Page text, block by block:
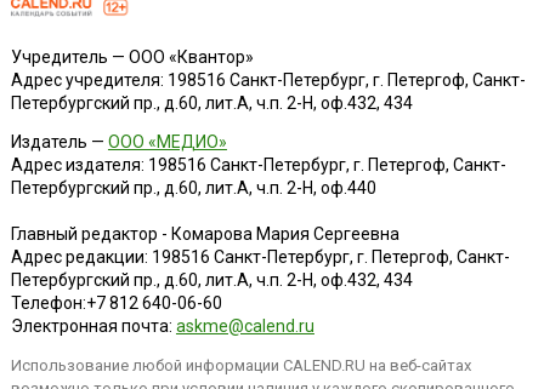
Учредитель — ООО «Квантор»
Адрес учредителя: 198516 Санкт-Петербург, г. Петергоф, Санкт-
Петербургский пр., д.60, лит.А, ч.п. 2-Н, оф.432, 434
Издатель — ООО «МЕДИО»
Адрес издателя: 198516 Санкт-Петербург, г. Петергоф, Санкт-
Петербургский пр., д.60, лит.А, ч.п. 2-Н, оф.440
Главный редактор - Комарова Мария Сергеевна
Адрес редакции: 198516 Санкт-Петербург, г. Петергоф, Санкт-
Петербургский пр., д.60, лит.А, ч.п. 2-Н, оф.432, 434
Телефон:+7 812 640-06-60
Электронная почта: askme@calend.ru
Использование любой информации CALEND.RU на веб-сайтах